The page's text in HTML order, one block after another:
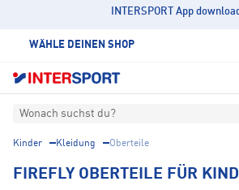
INTERSPORT App
WÄHLE DEINEN SHOP
Wonach suchst du?
Kinder Kleidung Oberteile
FIREFLY OBERTEILE FÜR